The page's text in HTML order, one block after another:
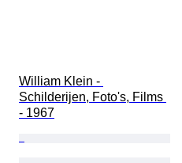
William Klein -
Schilderijen, Foto's, Films
- 1967